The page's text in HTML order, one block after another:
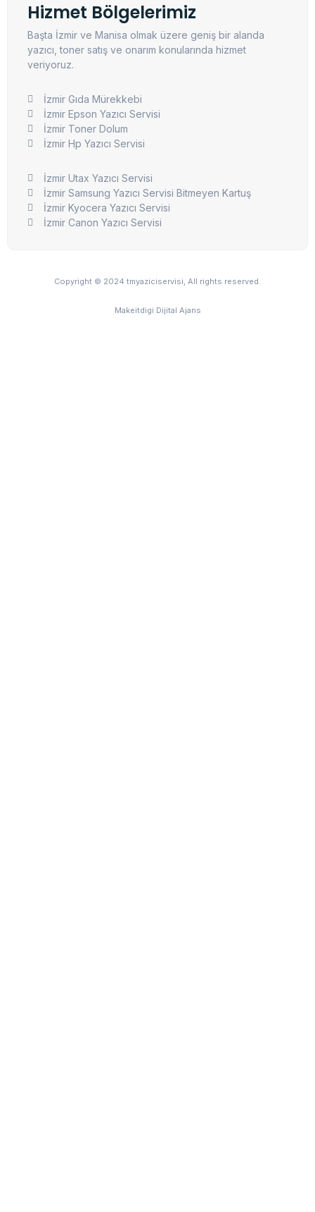
Hizmet Bölgelerimiz
Başta İzmir ve Manisa olmak üzere geniş bir alanda
yazıcı, toner satış ve onarım konularında hizmet
veriyoruz.
İzmir Gıda Mürekkebi
İzmir Epson Yazıcı Servisi
İzmir Toner Dolum
İzmir Hp Yazıcı Servisi
İzmir Utax Yazıcı Servisi
İzmir Samsung Yazıcı Servisi Bitmeyen Kartuş
İzmir Kyocera Yazıcı Servisi
İzmir Canon Yazıcı Servisi
Copyright © 2024 tmyaziciservisi, All rights reserved.
Makeitdigi Dijital Ajans